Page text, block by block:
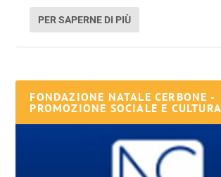
PER SAPERNE DI PIÙ
FONDAZIONE NATALE CERBONE -
PROMOZIONE SOCIALE E